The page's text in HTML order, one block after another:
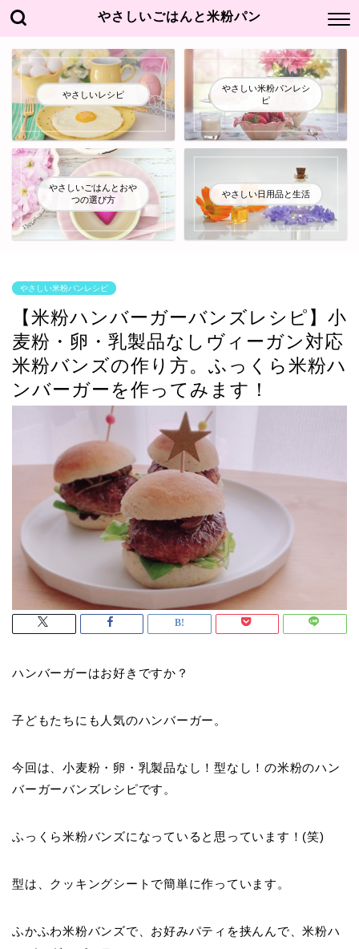
やさしいごはんと米粉パン
やさしいレシピ
やさしい米粉パンレシ
ピ
やさしいごはんとおや
つの選び方
やさしい日用品と生活
やさしい米粉パンレシピ
【米粉ハンバーガーバンズレシピ】小
麦粉・卵・乳製品なしヴィーガン対応
米粉バンズの作り方。ふっくら米粉ハ
ンバーガーを作ってみます！
ハンバーガーはお好きですか？
子どもたちにも人気のハンバーガー。
今回は、小麦粉・卵・乳製品なし！型なし！の米粉のハン
バーガーバンズレシピです。
ふっくら米粉バンズになっていると思っています！(笑)
型は、クッキングシートで簡単に作っています。
ふかふわ米粉バンズで、お好みパティを挟んんで、米粉ハ